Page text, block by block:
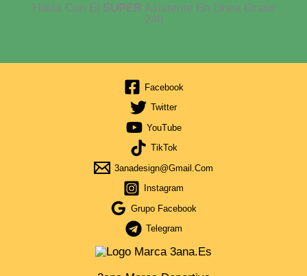
Habla Con El SUPERAsistente En Linea Gratis
24h
Facebook
Twitter
YouTube
TikTok
3anadesign@gmail.com
Instagram
Grupo Facebook
Telegram